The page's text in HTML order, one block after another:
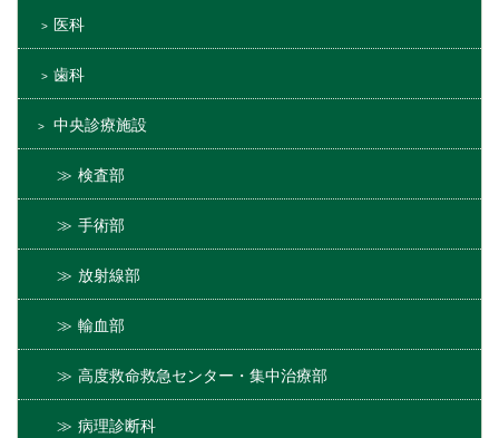
医科
歯科
中央診療施設
検査部
手術部
放射線部
輸血部
高度救命救急センター・集中治療部
病理診断科